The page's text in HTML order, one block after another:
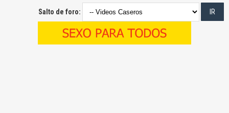
Salto de foro: